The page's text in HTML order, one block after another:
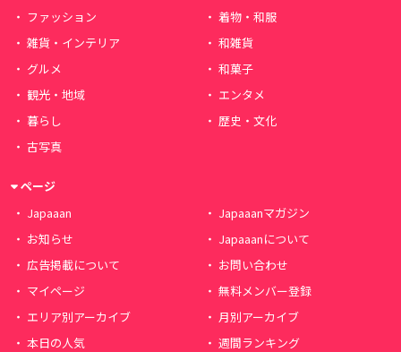
ファッション
着物・和服
雑貨・インテリア
和雑貨
グルメ
和菓子
観光・地域
エンタメ
暮らし
歴史・文化
古写真
ページ
Japaaan
Japaaanマガジン
お知らせ
Japaaanについて
広告掲載について
お問い合わせ
マイページ
無料メンバー登録
エリア別アーカイブ
月別アーカイブ
本日の人気
週間ランキング